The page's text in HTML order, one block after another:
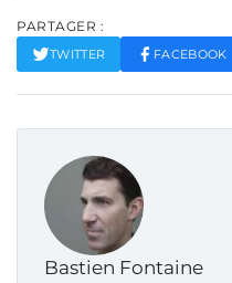
PARTAGER :
TWITTER FACEBOOK
Bastien Fontaine